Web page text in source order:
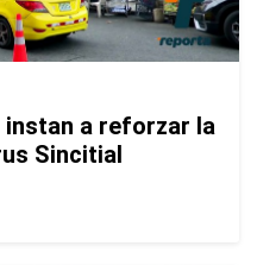
a reforzar la
Sincitial